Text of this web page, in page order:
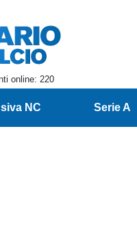
online: 220
NC Serie A